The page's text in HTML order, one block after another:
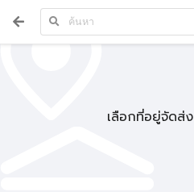
เลือกที่อยู่จัดส่ง